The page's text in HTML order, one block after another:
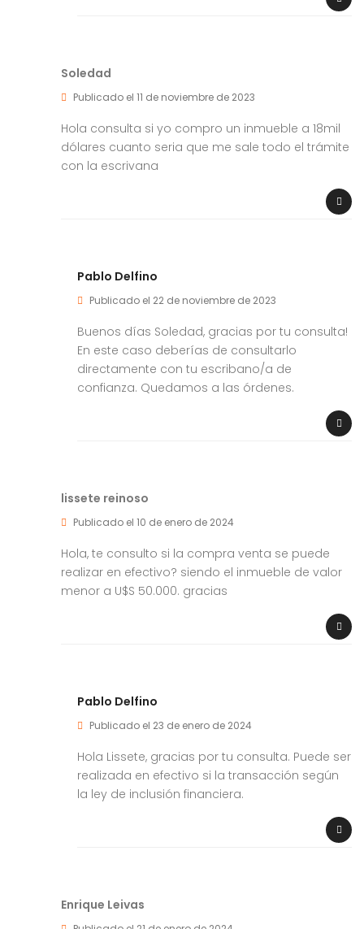
Soledad
Publicado el 11 de noviembre de 2023
Hola consulta si yo compro un inmueble a 18mil
dólares cuanto seria que me sale todo el trámite
con la escrivana
Pablo Delfino
Publicado el 22 de noviembre de 2023
Buenos días Soledad, gracias por tu consulta!
En este caso deberías de consultarlo
directamente con tu escribano/a de
confianza. Quedamos a las órdenes.
lissete reinoso
Publicado el 10 de enero de 2024
Hola, te consulto si la compra venta se puede
realizar en efectivo? siendo el inmueble de valor
menor a U$S 50.000. gracias
Pablo Delfino
Publicado el 23 de enero de 2024
Hola Lissete, gracias por tu consulta. Puede ser
realizada en efectivo si la transacción según
la ley de inclusión financiera.
Enrique Leivas